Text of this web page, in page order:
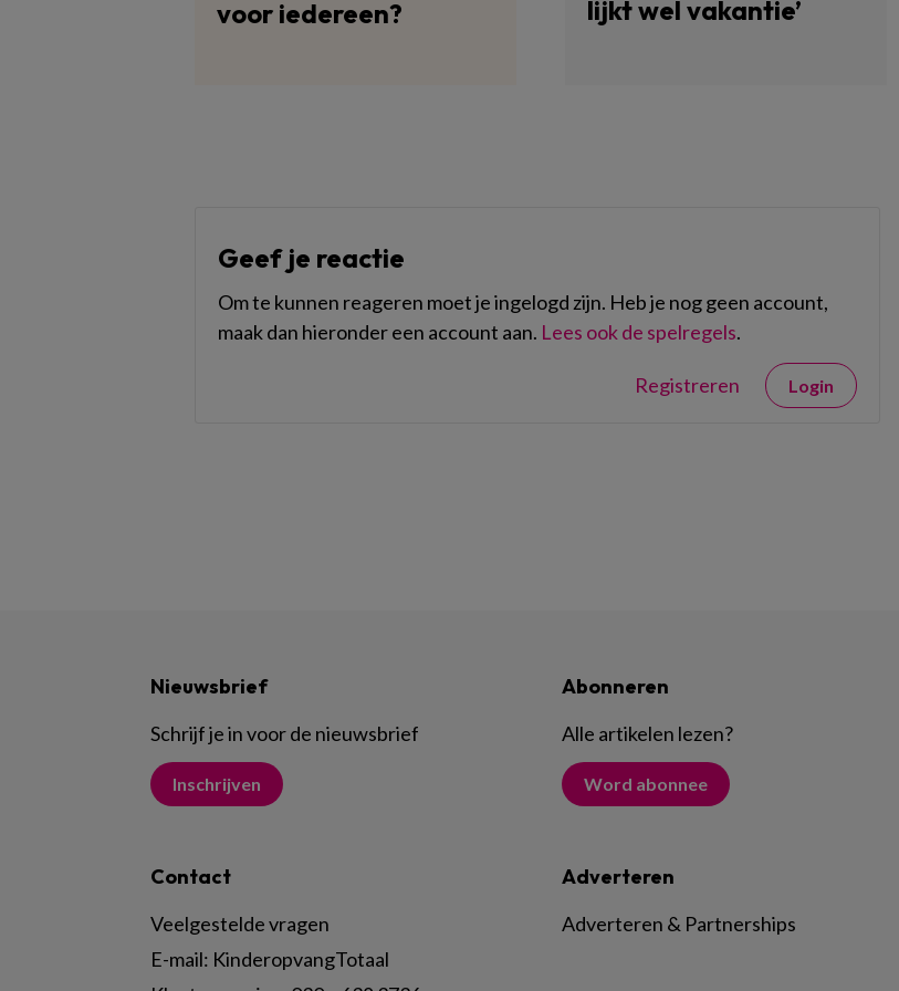
voor iedereen?
lijkt wel vakantie’
Geef je reactie
Om te kunnen reageren moet je ingelogd zijn. Heb je nog geen account,
maak dan hieronder een account aan. Lees ook de spelregels.
Registreren Login
Nieuwsbrief
Schrijf je in voor de nieuwsbrief
Inschrijven
Abonneren
Alle artikelen lezen?
Word abonnee
Contact
Veelgestelde vragen
E-mail: KinderopvangTotaal
Adverteren
Adverteren & Partnerships